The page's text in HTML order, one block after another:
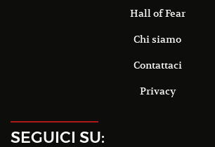
Hall of Fear
Chi siamo
Contattaci
Privacy
SEGUICI SU: